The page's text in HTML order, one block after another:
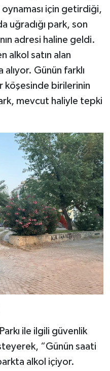
oynaması için getirdiği,
uğradığı park, son
adresi haline geldi.
alkol satın alan
Günün farklı
köşesinde birilerinin
mevcut haliyle tepki
ile ilgili güvenlik
“Günün saati
alkol içiyor.